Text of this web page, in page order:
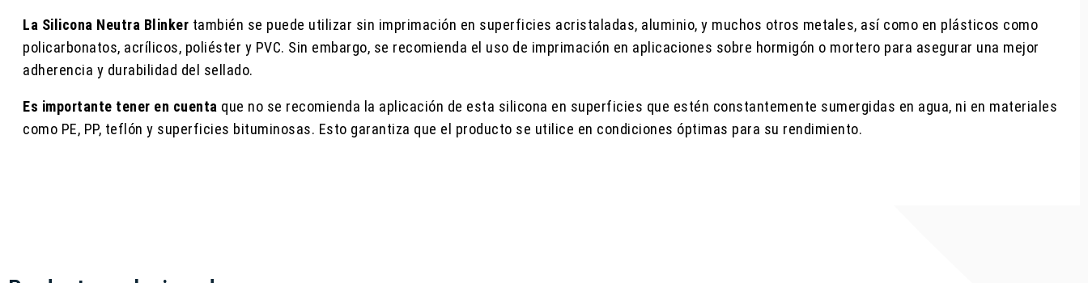
La Silicona Neutra Blinker también se puede utilizar sin imprimación en superficies acristaladas, aluminio, y muchos otros metales, así como en plásticos como
policarbonatos, acrílicos, poliéster y PVC. Sin embargo, se recomienda el uso de imprimación en aplicaciones sobre hormigón o mortero para asegurar una mejor
adherencia y durabilidad del sellado.
Es importante tener en cuenta que no se recomienda la aplicación de esta silicona en superficies que estén constantemente sumergidas en agua, ni en materiales
como PE, PP, teflón y superficies bituminosas. Esto garantiza que el producto se utilice en condiciones óptimas para su rendimiento.